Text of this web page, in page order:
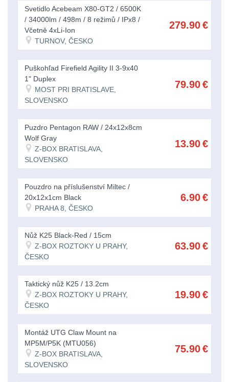
Nabíjačky
akumulátorů
diely
TAŠKY
(1568)
expediční
Městské
Batohy216
Méně
10
L
13
10
26
30
L
103
Svetidlo Acebeam X80-GT2 / 6500K
/ 34000lm / 498m / 8 režimů / IPx8 /
Včetně 4xLi-Ion
TURNOV, ČESKO
279.90€
Puškohľad Firefield Agility II 3-9x40
1" Duplex
MOST PRI BRATISLAVE,
SLOVENSKO
79.90€
Puzdro Pentagon RAW / 24x12x8cm
Wolf Gray
Z-BOX BRATISLAVA,
SLOVENSKO
13.90€
Pouzdro na příslušenství Miltec /
20x12x1cm Black
PRAHA 8, ČESKO
6.90€
Nůž K25 Black-Red / 15cm
Z-BOX ROZTOKY U PRAHY,
ČESKO
63.90€
Taktický nůž K25 / 13.2cm
Z-BOX ROZTOKY U PRAHY,
ČESKO
19.90€
Montáž UTG Claw Mount na
MP5M/P5K (MTU056)
Z-BOX BRATISLAVA,
SLOVENSKO
75.90€